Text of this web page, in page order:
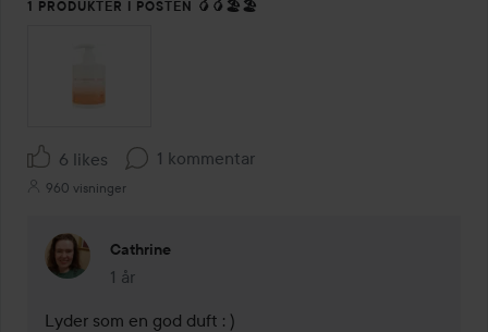
1 PRODUKTER I POSTEN 🥭🥭🏖️🏖️
6 likes 1 kommentar
960 visninger
Cathrine
1 år
Kommentaren lades 1 år
Lyder som en god duft : )